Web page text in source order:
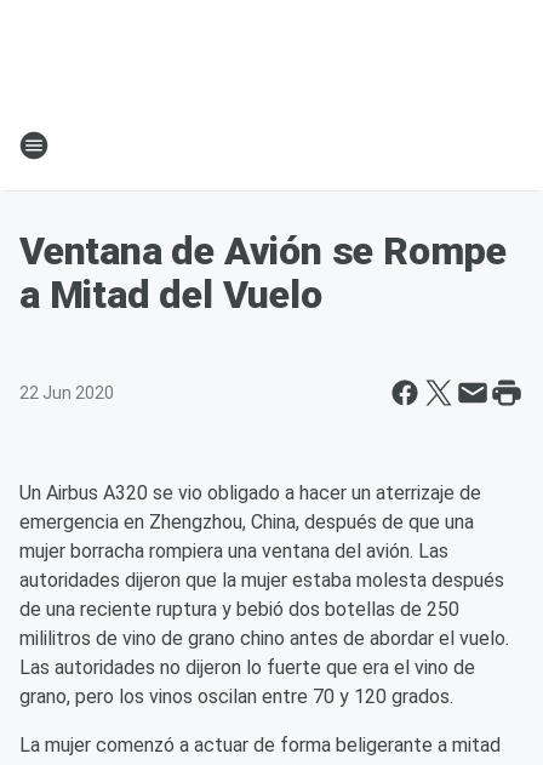
Ventana de Avión se Rompe
a Mitad del Vuelo
22 Jun 2020
Un Airbus A320 se vio obligado a hacer un aterrizaje de
emergencia en Zhengzhou, China, después de que una
mujer borracha rompiera una ventana del avión. Las
autoridades dijeron que la mujer estaba molesta después
de una reciente ruptura y bebió dos botellas de 250
mililitros de vino de grano chino antes de abordar el vuelo.
Las autoridades no dijeron lo fuerte que era el vino de
grano, pero los vinos oscilan entre 70 y 120 grados.
La mujer comenzó a actuar de forma beligerante a mitad